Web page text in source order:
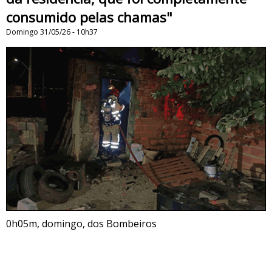
consumido pelas chamas"
Domingo 31/05/26 - 10h37
0h05m, domingo, dos Bombeiros